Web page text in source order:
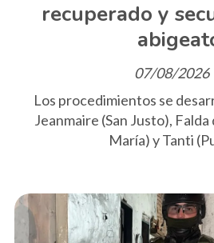
recuperado y
07/08/2026
Los procedimientos se
Jeanmaire (San Justo),
María) y Tanti